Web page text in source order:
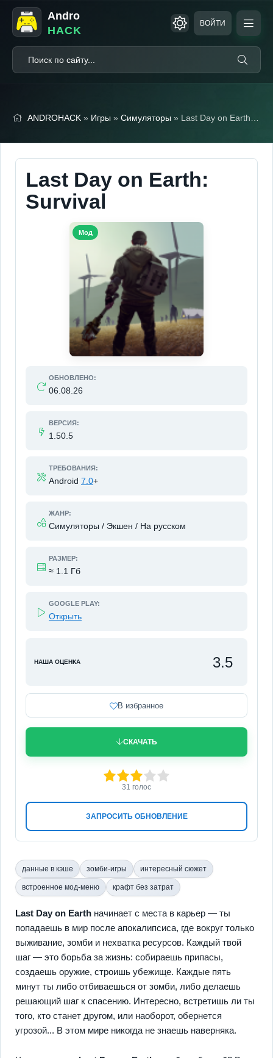
Andro
HACK
ВОЙТИ
ANDROHACK » Игры » Симуляторы » Last Day on Earth: Survival (Бесплатный крафт/мод меню)
Last Day on Earth:
Survival
ОБНОВЛЕНО:
06.08.26
ВЕРСИЯ:
1.50.5
ТРЕБОВАНИЯ:
Android 7.0+
ЖАНР:
Симуляторы / Экшен / На русском
РАЗМЕР:
≈ 1.1 Гб
GOOGLE PLAY:
Открыть
НАША ОЦЕНКА 3.5
В избранное
СКАЧАТЬ
ЗАПРОСИТЬ ОБНОВЛЕНИЕ
3 4 5
31 голос
Мод
данные в кэше зомби-игры интересный сюжет
встроенное мод-меню крафт без затрат
Last Day on Earth начинает с места в карьер — ты
попадаешь в мир после апокалипсиса, где вокруг только
выживание, зомби и нехватка ресурсов. Каждый твой
шаг — это борьба за жизнь: собираешь припасы,
создаешь оружие, строишь убежище. Каждые пять
минут ты либо отбиваешься от зомби, либо делаешь
решающий шаг к спасению. Интересно, встретишь ли ты
того, кто станет другом, или наоборот, обернется
угрозой... В этом мире никогда не знаешь наверняка.